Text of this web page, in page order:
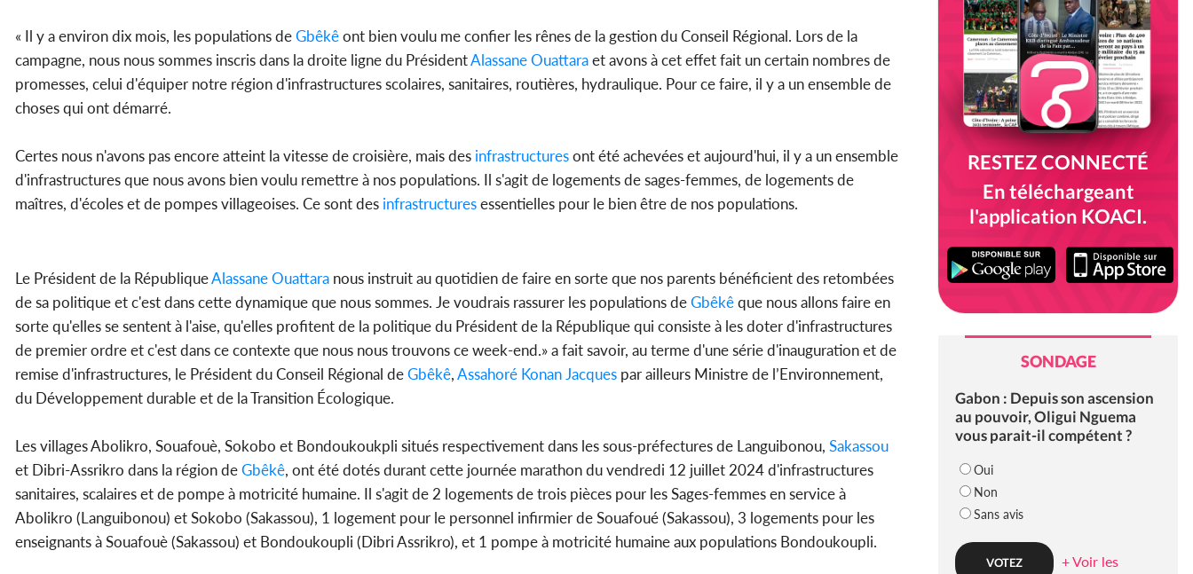
« Il y a environ dix mois, les populations deGbêkêont bien voulu me confier les rênes de la gestion du Conseil Régional. Lors de la
campagne, nous nous sommes inscris dans la droite ligne du PrésidentAlassane Ouattaraet avons à cet effet fait un certain nombres de
promesses, celui d'équiper notre région d'infrastructures scolaires, sanitaires, routières, hydraulique. Pour ce faire, il y a un ensemble de
choses qui ont démarré.
Certes nous n'avons pas encore atteint la vitesse de croisière, mais des infrastructuresont été achevées et aujourd'hui, il y a un ensemble
d'infrastructures que nous avons bien voulu remettre à nos populations. Il s'agit de logements de sages-femmes, de logements de
maîtres, d'écoles et de pompes villageoises. Ce sont des infrastructuresessentielles pour le bien être de nos populations.
Le Président de la RépubliqueAlassane Ouattara nous instruit au quotidien de faire en sorte que nos parents bénéficient des retombées
de sa politique et c'est dans cette dynamique que nous sommes. Je voudrais rassurer les populations deGbêkêque nous allons faire en
sorte qu'elles se sentent à l'aise, qu'elles profitent de la politique du Président de la République qui consiste à les doter d'infrastructures
de premier ordre et c'est dans ce contexte que nous nous trouvons ce week-end.» a fait savoir, au terme d'une série d'inauguration et de
remise d'infrastructures, le Président du Conseil Régional deGbêkê,Assahoré Konan Jacques par ailleurs Ministre de l’Environnement,
du Développement durable et de la Transition Écologique.
Les villages Abolikro, Souafouè, Sokobo et Bondoukoukpli situés respectivement dans les sous-préfectures de Languibonou, Sakassou
et Dibri-Assrikro dans la région deGbêkê, ont été dotés durant cette journée marathon du vendredi 12 juillet 2024 d'infrastructures
sanitaires, scalaires et de pompe à motricité humaine. Il s'agit de 2 logements de trois pièces pour les Sages-femmes en service à
Abolikro (Languibonou) et Sokobo (Sakassou), 1 logement pour le personnel infirmier de Souafoué (Sakassou), 3 logements pour les
enseignants à Souafouè (Sakassou) et Bondoukoupli (Dibri Assrikro), et 1 pompe à motricité humaine aux populations Bondoukoupli.
RESTEZ CONNECTÉ
En téléchargeant
l'application KOACI.
SONDAGE
Gabon : Depuis son ascension
au pouvoir, Oligui Nguema
vous parait-il compétent ?
Oui
Non
Sans avis
+ Voir les